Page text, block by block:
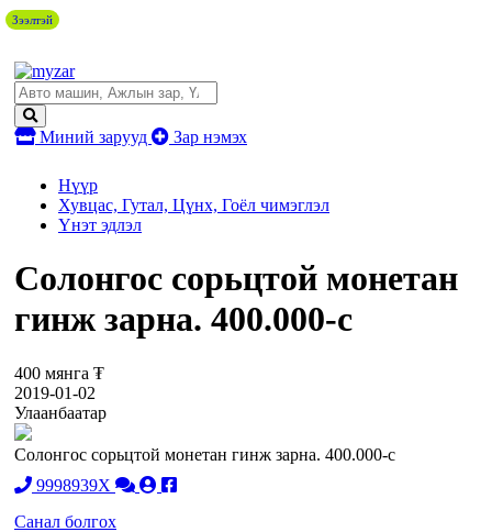
Миний зарууд Зар нэмэх
Нүүр
Хувцас, Гутал, Цүнх, Гоёл чимэглэл
Үнэт эдлэл
Солонгос сорьцтой монетан
гинж зарна. 400.000-с
400 мянга ₮
2019-01-02
Улаанбаатар
Солонгос сорьцтой монетан гинж зарна. 400.000-с
9998939X
Санал болгох
Зээлтэй